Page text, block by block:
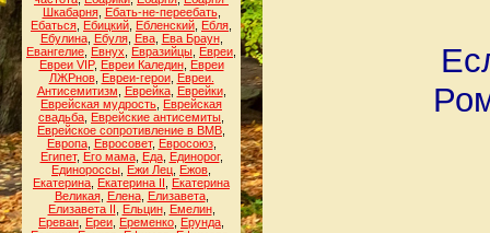
Шкабарня, Ебать-не-переебать,
Ебаться Ебицкий Ебленский Ебля
Ебулина, Ебуля, Ева, Ева Браун,
Евангелие Евнух Евразийцы Евреи
Евреи VIP, Евреи Каледин, Евреи
ЛЖРнов, Евреи-герои, Евреи.
Антисемитизм
Еврейка, Еврейки,
Еврейская мудрость Еврейская
свадьба Еврейские антисемиты
Еврейское сопротивление в ВМВ
Европа, Евросовет, Евросоюз,
Египет, Его мама, Еда, Единорог,
Единороссы Ежи Лец Ежов
Екатерина Екатерина II
Екатерина
Великая, Елена, Елизавета,
Елизавета II
Ельцин, Емелин,
Ереван Ереи Еременко Ерунда